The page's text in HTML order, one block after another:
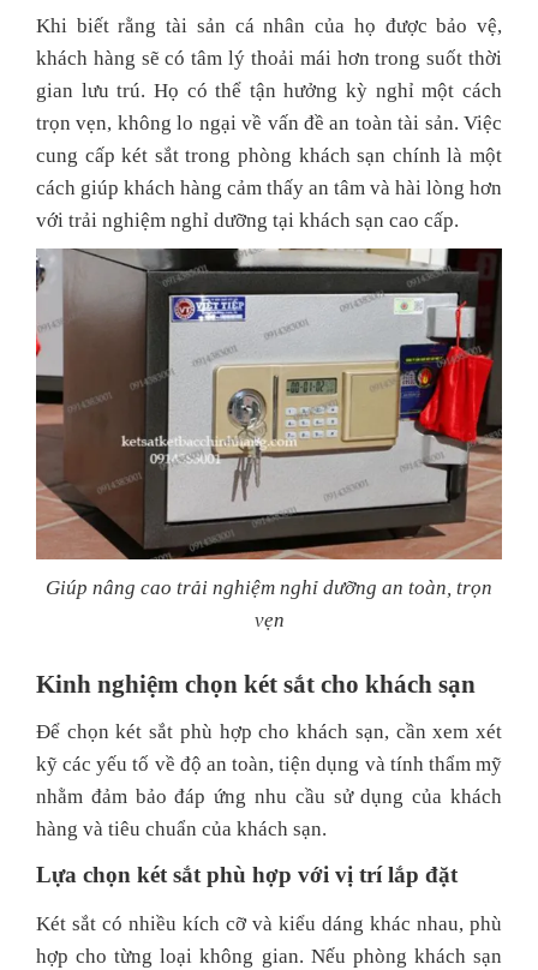
Khi biết rằng tài sản cá nhân của họ được bảo vệ,
khách hàng sẽ có tâm lý thoải mái hơn trong suốt thời
gian lưu trú. Họ có thể tận hưởng kỳ nghỉ một cách
trọn vẹn, không lo ngại về vấn đề an toàn tài sản. Việc
cung cấp két sắt trong phòng khách sạn chính là một
cách giúp khách hàng cảm thấy an tâm và hài lòng hơn
với trải nghiệm nghỉ dưỡng tại khách sạn cao cấp.
Giúp nâng cao trải nghiệm nghỉ dưỡng an toàn, trọn
vẹn
Kinh nghiệm chọn két sắt cho khách sạn
Để chọn két sắt phù hợp cho khách sạn, cần xem xét
kỹ các yếu tố về độ an toàn, tiện dụng và tính thẩm mỹ
nhằm đảm bảo đáp ứng nhu cầu sử dụng của khách
hàng và tiêu chuẩn của khách sạn.
Lựa chọn két sắt phù hợp với vị trí lắp đặt
Két sắt có nhiều kích cỡ và kiểu dáng khác nhau, phù
hợp cho từng loại không gian. Nếu phòng khách sạn